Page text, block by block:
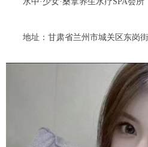
地址：甘肃省兰州市城关区东岗街